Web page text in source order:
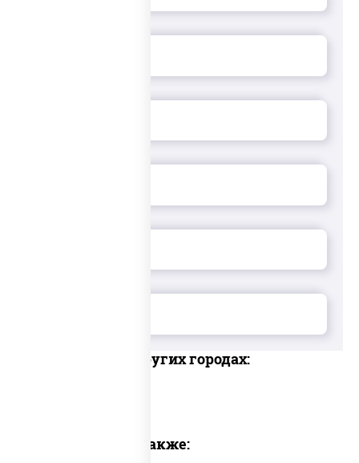
Доставка в других городах:
Предлагаем также: